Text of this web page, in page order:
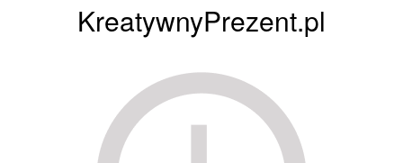
KreatywnyPrezent.pl